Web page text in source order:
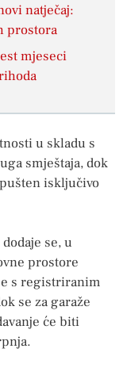
natječaj:
prostora
mjeseci
u skladu s
smještaja, dok
isključivo
se, u
prostore
s registriranim
se za garaže
će biti